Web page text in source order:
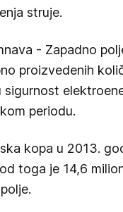
struje.
- Zapadno
proizvedenih
periodu.
kopa u 2013.
toga je 14,6